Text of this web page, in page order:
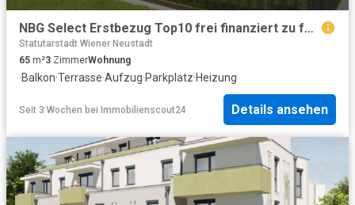
NBG Select Erstbezug Top10 frei finanziert zu fairen Kosten Eigentum verfügbar Ende 3. Quartal 2027
Statutarstadt Wiener Neustadt
65 m²3 ZimmerWohnung
·Balkon·Terrasse·Aufzug·Parkplatz·Heizung
Seit 3 Wochen bei Immobilienscout24 Details ansehen